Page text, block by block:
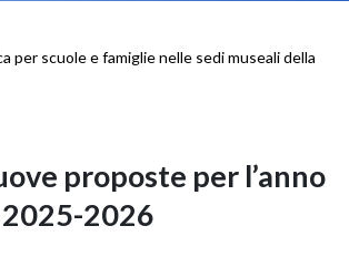
per scuole e famiglie nelle sedi museali della
proposte per l’anno
2026